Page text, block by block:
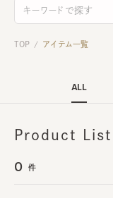
TOP / アイテム一覧
ALL
Product List
0 件